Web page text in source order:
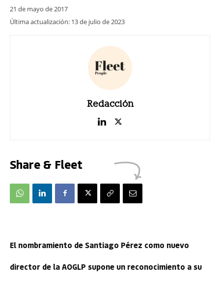
21 de mayo de 2017
Última actualización: 13 de julio de 2023
Redacción
Share & Fleet
El nombramiento de Santiago Pérez como nuevo
director de la AOGLP supone un reconocimiento a su